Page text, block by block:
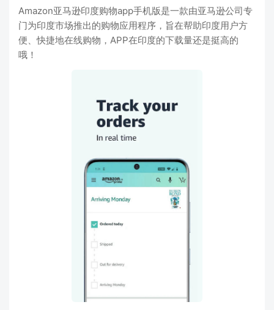
Amazon亚马逊印度购物app手机版是一款由亚马逊公司专
门为印度市场推出的购物应用程序，旨在帮助印度用户方
便、快捷地在线购物，APP在印度的下载量还是挺高的
哦！